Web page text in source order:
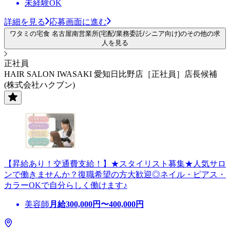
未経験OK
詳細を見る 応募画面に進む
ワタミの宅食 名古屋南営業所(宅配/業務委託/シニア向け)のその他の求
人を見る
正社員
HAIR SALON IWASAKI 愛知日比野店［正社員］店長候補
(株式会社ハクブン)
【昇給あり！交通費支給！】★スタイリスト募集★人気サロ
ンで働きませんか？復職希望の方大歓迎◎ネイル・ピアス・
カラーOKで自分らしく働けます♪
美容師 月給300,000円〜400,000円